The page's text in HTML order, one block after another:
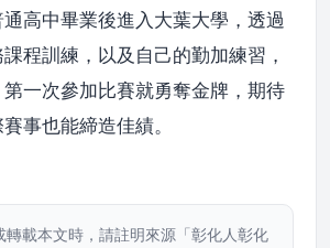
高中畢業後進入大葉大學，透過
程訓練，以及自己的勤加練習，
一次參加比賽就勇奪金牌，期待
事也能締造佳績。
轉載本文時，請註明來源「彰化人彰化